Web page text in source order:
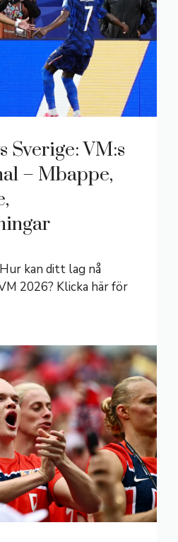
Sverige: VM:s
– Mbappe,
kan ditt lag nå
2026? Klicka här för